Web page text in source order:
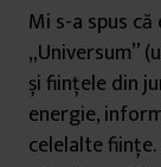
Mi s-a spus
„Universum”
și ființele din
energie,
celelalte